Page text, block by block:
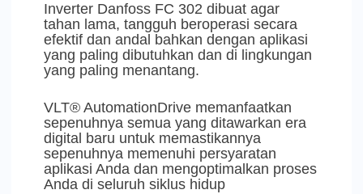
Inverter Danfoss FC 302 dibuat agar
tahan lama, tangguh beroperasi secara
efektif dan andal bahkan dengan aplikasi
yang paling dibutuhkan dan di lingkungan
yang paling menantang.
VLT® AutomationDrive memanfaatkan
sepenuhnya semua yang ditawarkan era
digital baru untuk memastikannya
sepenuhnya memenuhi persyaratan
aplikasi Anda dan mengoptimalkan proses
Anda di seluruh siklus hidup